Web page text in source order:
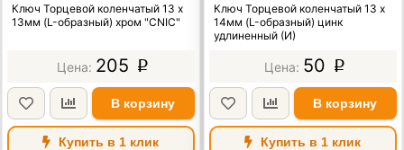
Ключ Торцевой коленчатый 13 х
13мм (L-образный) хром "CNIC"
205 p
В корзину
Купить в 1 клик
Ключ Торцевой коленчатый 13 х
14мм (L-образный) цинк
удлиненный (И)
50 p
В корзину
Купить в 1 клик